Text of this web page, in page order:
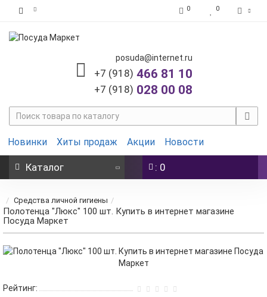
0 0
posuda@internet.ru
+7 (918) 466 81 10
+7 (918) 028 00 08
Новинки Хиты продаж Акции Новости
Каталог : 0
Средства личной гигиены
Полотенца "Люкс" 100 шт. Купить в интернет магазине
Посуда Маркет
Рейтинг: